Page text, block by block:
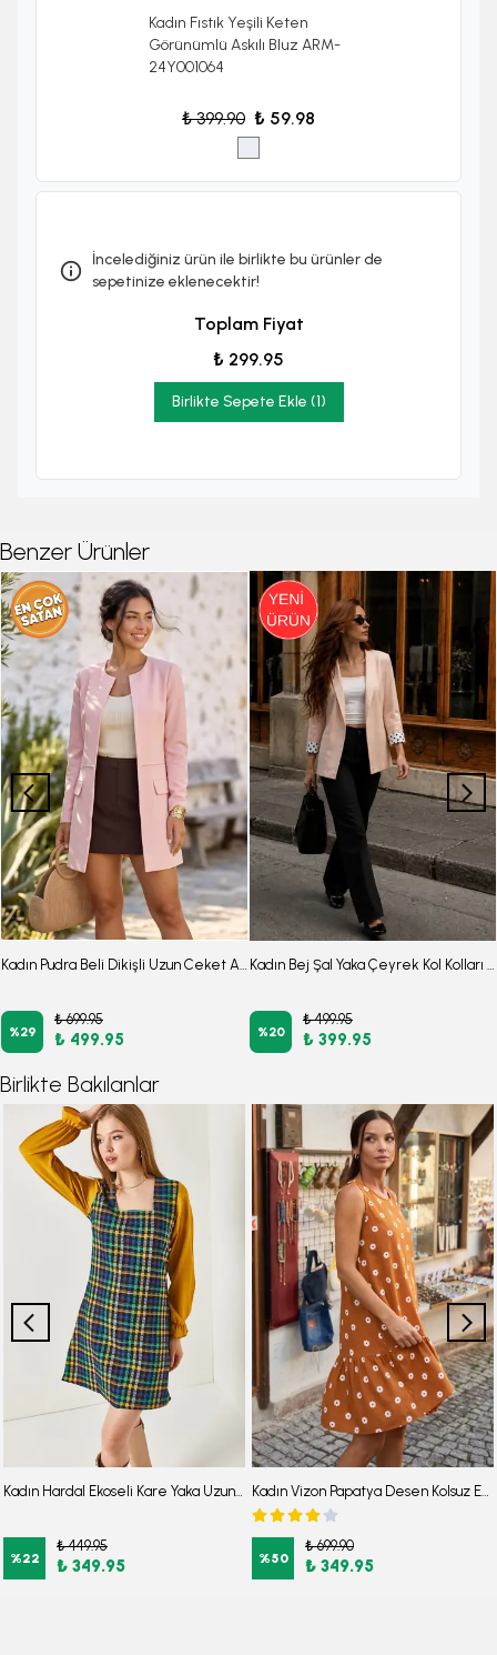
Kadın Fıstık Yeşili Keten
Görünümlü Askılı Bluz ARM-
24Y001064
₺ 399.90 ₺ 59.98
İncelediğiniz ürün ile birlikte bu ürünler de
sepetinize eklenecektir!
Toplam Fiyat
₺ 299.95
Birlikte Sepete Ekle (1)
Benzer Ürünler
Kadın Pudra Beli Dikişli Uzun Ceket ARM-26K001017
%29
₺ 699.95
₺ 499.95
Kadın Bej Şal Yaka Çeyrek Kol Kolları Puantiyeli Manşetli Düğmesiz Ceket ARM-26Y001119
%20
₺ 499.95
₺ 399.95
Birlikte Bakılanlar
Kadın Hardal Ekoseli Kare Yaka Uzun Kol Elbise ARM-22Y001182
%22
₺ 449.95
₺ 349.95
Kadın Vizon Papatya Desen Kolsuz Eteği Fırfırlı Elbise ARM-22Y001123
%50
₺ 699.90
₺ 349.95